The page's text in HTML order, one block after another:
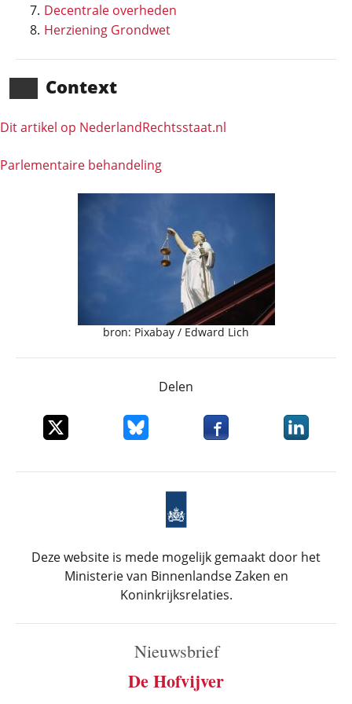
Decentrale overheden
Herziening Grondwet
Context
Dit artikel op NederlandRechts­staat.nl
Parlementaire behandeling
bron: Pixabay / Edward Lich
Delen
Deel dit item op XDeel dit item op Bluesky
Deel dit item opDeel dit
Deze website is mede mogelijk gemaakt door het
Ministerie van Binnenlandse Zaken en
Koninkrijksrelaties.
Nieuwsbrief
De Hofvijver